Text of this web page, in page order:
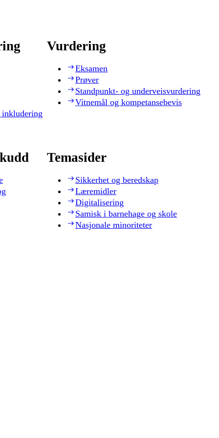
Vurdering
Eksamen
Prøver
Standpunkt- og underveisvurdering
Vitnemål og kompetansebevis
Temasider
Sikkerhet og beredskap
Læremidler
Digitalisering
Samisk i barnehage og skole
Nasjonale minoriteter